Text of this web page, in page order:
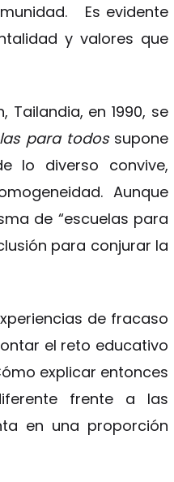
Es evidente
y valores que
en 1990, se
para todossupone
lo diverso convive,
Aunque
de “escuelas para
para conjurar la
de fracaso
el reto educativo
explicar entonces
frente a las
en una proporción